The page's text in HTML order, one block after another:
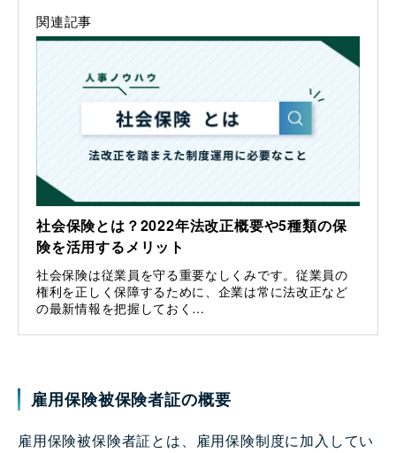
関連記事
社会保険とは？2022年法改正概要や5種類の保
険を活用するメリット
社会保険は従業員を守る重要なしくみです。従業員の
権利を正しく保障するために、企業は常に法改正など
の最新情報を把握しておく…
雇用保険被保険者証の概要
雇用保険被保険者証とは、雇用保険制度に加入してい